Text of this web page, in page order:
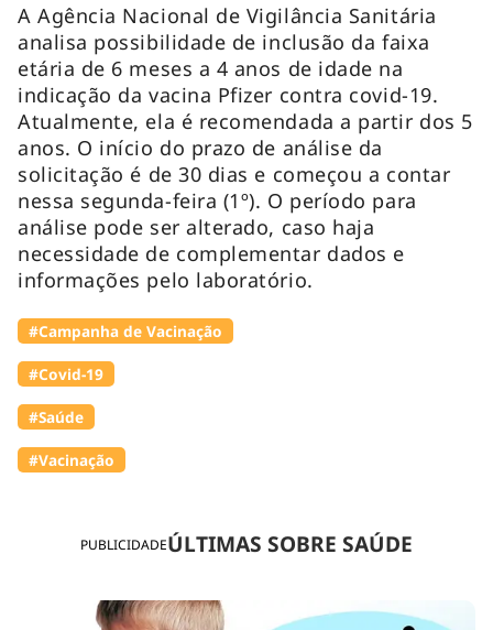
PUBLICIDADEÚLTIMAS SOBRE SAÚDE
A Agência Nacional de Vigilância Sanitária
analisa possibilidade de inclusão da faixa
etária de 6 meses a 4 anos de idade na
indicação da vacina Pfizer contra covid-19.
Atualmente, ela é recomendada a partir dos 5
anos. O início do prazo de análise da
solicitação é de 30 dias e começou a contar
nessa segunda-feira (1º). O período para
análise pode ser alterado, caso haja
necessidade de complementar dados e
informações pelo laboratório.
#Campanha de Vacinação
#Covid-19
#Saúde
#Vacinação